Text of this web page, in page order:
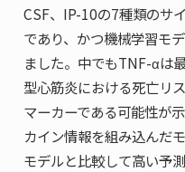
CSF、IP-10の7種類のサ
であり、かつ機械学習モ
ました。中でもTNF-αは
型心筋炎における死亡リ
マーカーである可能性が
カイン情報を組み込んだ
モデルと比較して高い予